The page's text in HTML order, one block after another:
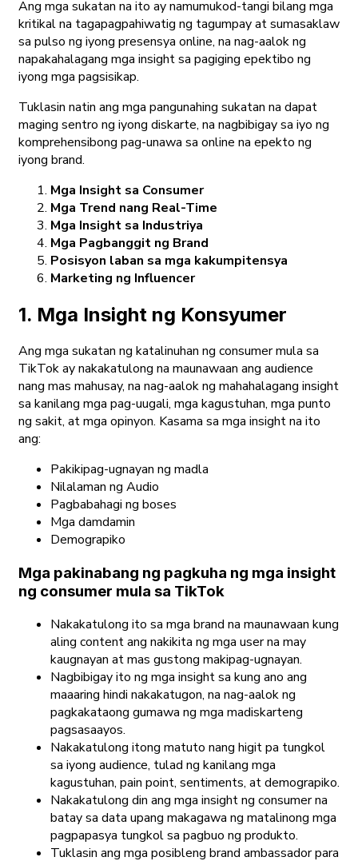
Ang mga sukatan na ito ay namumukod-tangi bilang mga
kritikal na tagapagpahiwatig ng tagumpay at sumasaklaw
sa pulso ng iyong presensya online, na nag-aalok ng
napakahalagang mga insight sa pagiging epektibo ng
iyong mga pagsisikap.
Tuklasin natin ang mga pangunahing sukatan na dapat
maging sentro ng iyong diskarte, na nagbibigay sa iyo ng
komprehensibong pag-unawa sa online na epekto ng
iyong brand.
Mga Insight sa Consumer
Mga Trend nang Real-Time
Mga Insight sa Industriya
Mga Pagbanggit ng Brand
Posisyon laban sa mga kakumpitensya
Marketing ng Influencer
1. Mga Insight ng Konsyumer
Ang mga sukatan ng katalinuhan ng consumer mula sa
TikTok ay nakakatulong na maunawaan ang audience
nang mas mahusay, na nag-aalok ng mahahalagang insight
sa kanilang mga pag-uugali, mga kagustuhan, mga punto
ng sakit, at mga opinyon. Kasama sa mga insight na ito
ang:
Pakikipag-ugnayan ng madla
Nilalaman ng Audio
Pagbabahagi ng boses
Mga damdamin
Demograpiko
Mga pakinabang ng pagkuha ng mga insight
ng consumer mula sa TikTok
Nakakatulong ito sa mga brand na maunawaan kung
aling content ang nakikita ng mga user na may
kaugnayan at mas gustong makipag-ugnayan.
Nagbibigay ito ng mga insight sa kung ano ang
maaaring hindi nakakatugon, na nag-aalok ng
pagkakataong gumawa ng mga madiskarteng
pagsasaayos.
Nakakatulong itong matuto nang higit pa tungkol
sa iyong audience, tulad ng kanilang mga
kagustuhan, pain point, sentiments, at demograpiko.
Nakakatulong din ang mga insight ng consumer na
batay sa data upang makagawa ng matalinong mga
pagpapasya tungkol sa pagbuo ng produkto.
Tuklasin ang mga posibleng brand ambassador para